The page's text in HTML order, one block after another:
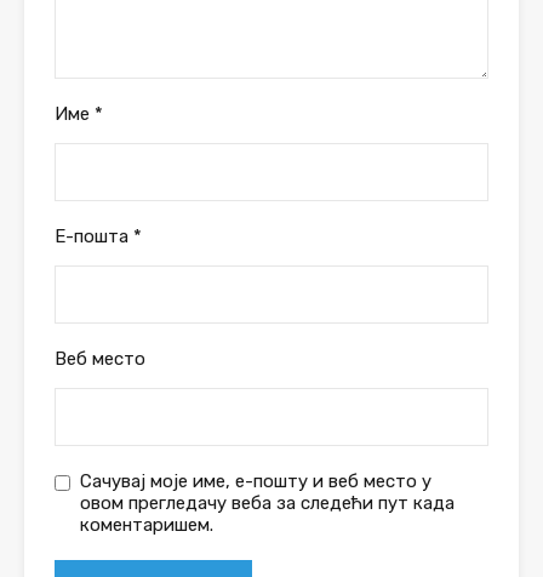
Име *
Е-пошта *
Веб место
Сачувај моје име, е-пошту и веб место у
овом прегледачу веба за следећи пут када
коментаришем.